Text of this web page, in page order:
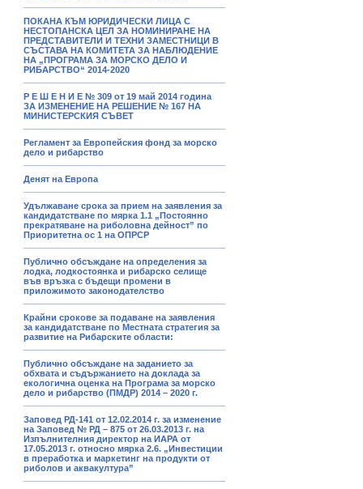
ПОКАНА КЪМ ЮРИДИЧЕСКИ ЛИЦА С
НЕСТОПАНСКА ЦЕЛ ЗА НОМИНИРАНЕ НА
ПРЕДСТАВИТЕЛИ И ТЕХНИ ЗАМЕСТНИЦИ В
СЪСТАВА НА КОМИТЕТА ЗА НАБЛЮДЕНИЕ
НА „ПРОГРАМА ЗА МОРСКО ДЕЛО И
РИБАРСТВО“ 2014-2020
Р Е Ш Е Н И Е № 309 от 19 май 2014 година
ЗА ИЗМЕНЕНИЕ НА РЕШЕНИЕ № 167 НА
МИНИСТЕРСКИЯ СЪВЕТ
Регламент за Европейския фонд за морско
дело и рибарство
Денят на Европа
Удължаване срока за прием на заявления за
кандидатстване по мярка 1.1 „Постоянно
прекратяване на риболовна дейност” по
Приоритетна ос 1 на ОПРСР
Публично обсъждане на определения за
лодка, лодкостоянка и рибарско селище
във връзка с бъдещи промени в
приложимото законодателство
Крайни срокове за подаване на заявления
за кандидатстване по Местната стратегия за
развитие на Рибарските области:
Публично обсъждане на заданието за
обхвата и съдържанието на доклада за
екологична оценка на Програма за морско
дело и рибарство (ПМДР) 2014 – 2020 г.
Заповед РД-141 от 12.02.2014 г. за изменение
на Заповед № РД – 875 от 26.03.2013 г. на
Изпълнителния директор на ИАРА от
17.05.2013 г. относно мярка 2.6. „Инвестиции
в преработка и маркетинг на продукти от
риболов и аквакултура”